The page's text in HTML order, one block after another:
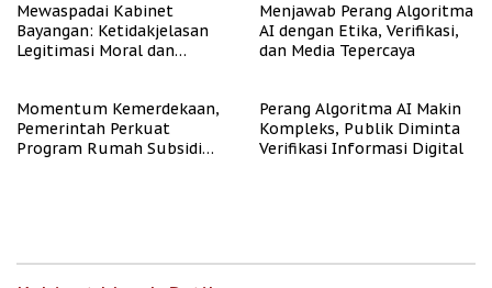
Mewaspadai Kabinet
Bayangan: Ketidakjelasan
Legitimasi Moral dan
Menjawab Perang Algoritma
AI dengan Etika, Verifikasi,
dan Media Tepercaya
Momentum Kemerdekaan,
Pemerintah Perkuat
Program Rumah Subsidi
Perang Algoritma AI Makin
Kompleks, Publik Diminta
Verifikasi Informasi Digital